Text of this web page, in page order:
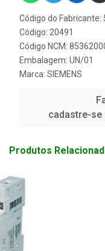
Código do Fabricante:
Código: 20491
Código NCM:
Embalagem: UN/01
Marca: SIEMENS
cadastre-se
Produtos